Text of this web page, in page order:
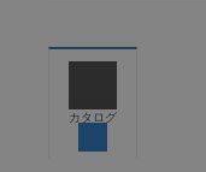
うな用途に使用
保できるよう設
カタログ